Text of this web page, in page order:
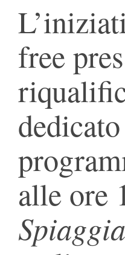
free
alle ore